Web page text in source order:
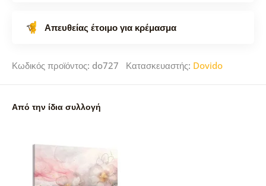
Απευθείας έτοιμο για κρέμασμα
Κωδικός προϊόντος: do727 Κατασκευαστής: Dovido
Από την ίδια συλλογή